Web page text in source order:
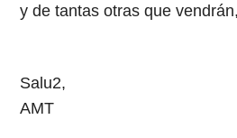
y de tantas otras que
Salu2,
AMT